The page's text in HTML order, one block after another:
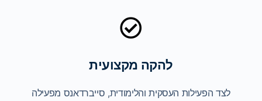
להקה מקצועית
לצד הפעילות העסקית והלימודית, סייברדאנס מפעילה